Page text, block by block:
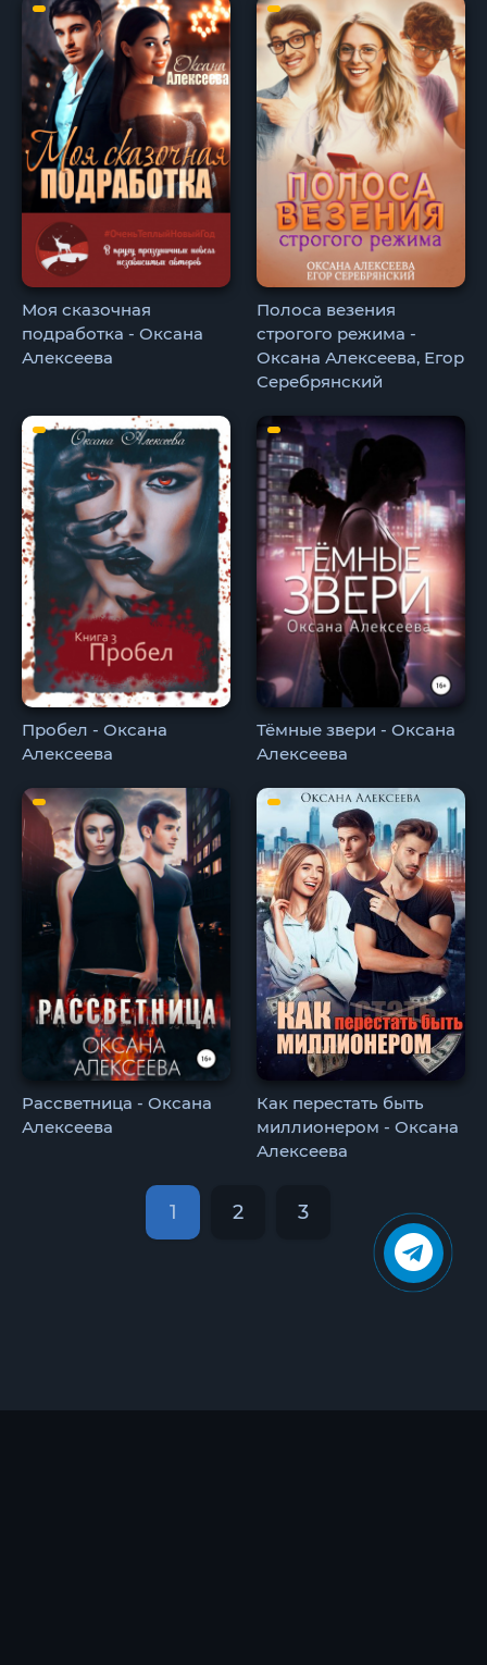
Моя сказочная
подработка - Оксана
Алексеева
Полоса везения
строгого режима -
Оксана Алексеева, Егор
Серебрянский
Пробел - Оксана
Алексеева
Тёмные звери - Оксана
Алексеева
Рассветница - Оксана
Алексеева
Как перестать быть
миллионером - Оксана
Алексеева
1 2 3